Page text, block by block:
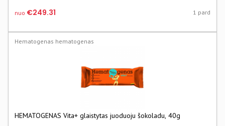
nuo €249.31 1 pard
Hematogenas hematogenas
HEMATOGENAS Vita+ glaistytas juoduoju šokoladu, 40g